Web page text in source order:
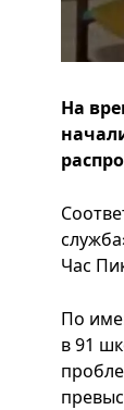
На
Час
По
в 91